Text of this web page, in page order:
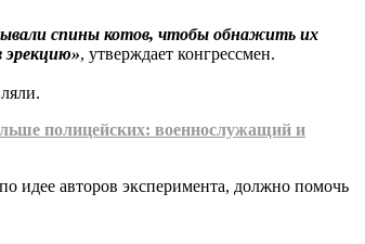
спины котов, чтобы обнажить их
эрекцию», утверждает конгрессмен.
полицейских: военнослужащий и
идее авторов эксперимента, должно помочь